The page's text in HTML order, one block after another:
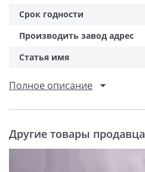
Срок годности
Производить завод адрес
Статья имя
Полное описание
Другие товары продавца